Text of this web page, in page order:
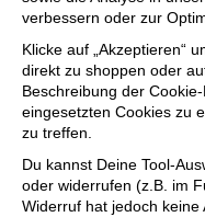
verbessern oder zur
Klicke auf „Akzeptieren“
direkt zu shoppen oder
Beschreibung der
eingesetzten Cookies zu
zu treffen.
Du kannst Deine Tool-
oder widerrufen (z.B. im
Widerruf hat jedoch